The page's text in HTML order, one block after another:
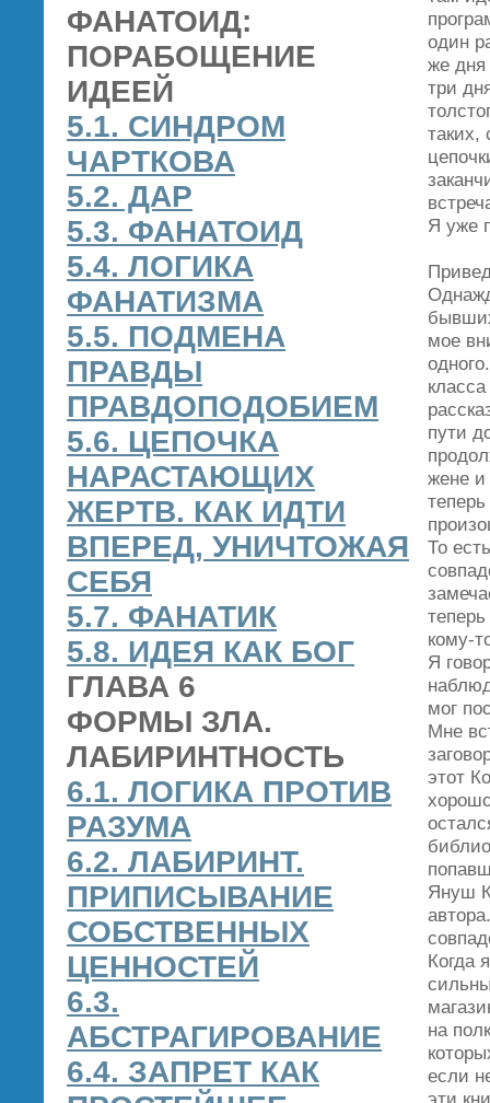
ФАНАТОИД:
ПОРАБОЩЕНИЕ
ИДЕЕЙ
5.1. СИНДРОМ
ЧАРТКОВА
5.2. ДАР
5.3. ФАНАТОИД
5.4. ЛОГИКА
ФАНАТИЗМА
5.5. ПОДМЕНА
ПРАВДЫ
ПРАВДОПОДОБИЕМ
5.6. ЦЕПОЧКА
НАРАСТАЮЩИХ
ЖЕРТВ. КАК ИДТИ
ВПЕРЕД, УНИЧТОЖАЯ
СЕБЯ
5.7. ФАНАТИК
5.8. ИДЕЯ КАК БОГ
ГЛАВА 6
ФОРМЫ ЗЛА.
ЛАБИРИНТНОСТЬ
6.1. ЛОГИКА ПРОТИВ
РАЗУМА
6.2. ЛАБИРИНТ.
ПРИПИСЫВАНИЕ
СОБСТВЕННЫХ
ЦЕННОСТЕЙ
6.3.
АБСТРАГИРОВАНИЕ
6.4. ЗАПРЕТ КАК
один
же дня
три
таких,
Я уже
мое
пути
жене и
То
Я
мог
Мне
этот
Януш
Когда
на
если
эти